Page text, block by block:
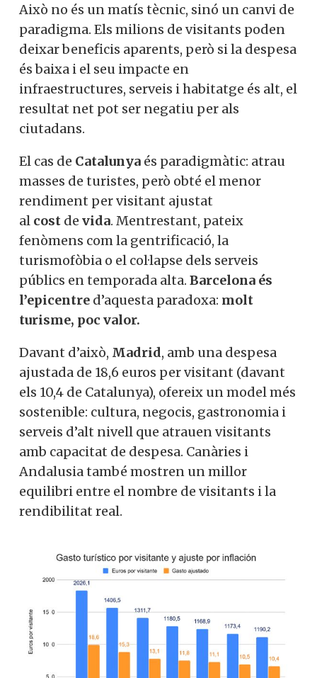
Això no és un matís tècnic, sinó un canvi de
paradigma. Els milions de visitants poden
deixar beneficis aparents, però si la despesa
és baixa i el seu impacte en
infraestructures, serveis i habitatge és alt, el
resultat net pot ser negatiu per als
ciutadans.
El cas de Catalunya és paradigmàtic: atrau
masses de turistes, però obté el menor
rendiment per visitant ajustat
al cost de vida. Mentrestant, pateix
fenòmens com la gentrificació, la
turismofòbia o el col·lapse dels serveis
públics en temporada alta. Barcelona és
l’epicentre d’aquesta paradoxa: molt
turisme, poc valor.
Davant d’això, Madrid, amb una despesa
ajustada de 18,6 euros per visitant (davant
els 10,4 de Catalunya), ofereix un model més
sostenible: cultura, negocis, gastronomia i
serveis d’alt nivell que atrauen visitants
amb capacitat de despesa. Canàries i
Andalusia també mostren un millor
equilibri entre el nombre de visitants i la
rendibilitat real.